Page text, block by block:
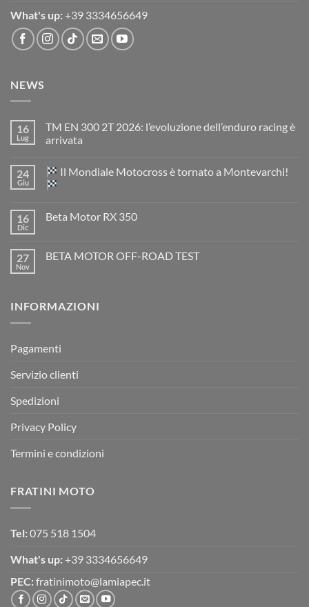
What's up: +39 3334656649
NEWS
16
Lug
TM EN 300 2T 2026: l’evoluzione dell’enduro racing è
arrivata
su
TM
EN
2026:
è
arrivata
24
Giu
Il Mondiale Motocross è tornato a Montevarchi!
su
Motocross
è
16
Dic
Beta Motor RX 350
Beta
27
Nov
BETA MOTOR OFF-ROAD TEST
MOTOR
INFORMAZIONI
Pagamenti
Servizio clienti
Spedizioni
Privacy Policy
Termini e condizioni
FRATINI MOTO
Tel: 075 518 1504
What's up: +39 3334656649
PEC: fratinimoto@lamiapec.it